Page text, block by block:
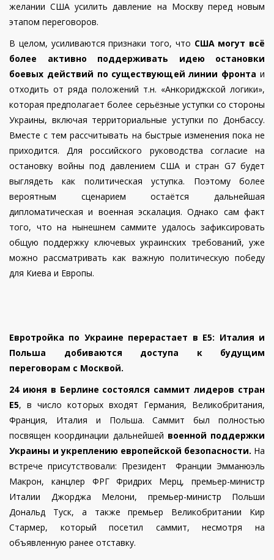
желании США усилить давление на Москву перед новым
этапом переговоров.
В целом, усиливаются признаки того, что США могут всё
более активно поддерживать идею остановки
боевых действий по существующей линии фронта и
отходить от ряда положений т.н. «Анкориджской логики»,
которая предполагает более серьёзные уступки со стороны
Украины, включая территориальные уступки по Донбассу.
Вместе с тем рассчитывать на быстрые изменения пока не
приходится. Для российского руководства согласие на
остановку войны под давлением США и стран G7 будет
выглядеть как политическая уступка. Поэтому более
вероятным сценарием остаётся дальнейшая
дипломатическая и военная эскалация. Однако сам факт
того, что на нынешнем саммите удалось зафиксировать
общую поддержку ключевых украинских требований, уже
можно рассматривать как важную политическую победу
для Киева и Европы.
Евротройка по Украине перерастает в Е5: Италия и
Польша добиваются доступа к будущим
переговорам с Москвой.
24 июня в Берлине состоялся саммит лидеров стран
E5, в число которых входят Германия, Великобритания,
Франция, Италия и Польша. Саммит был полностью
посвящен координации дальнейшей военной поддержки
Украины и укреплению европейской безопасности. На
встрече присутствовали: Президент Франции Эмманюэль
Макрон, канцлер ФРГ Фридрих Мерц, премьер-министр
Италии Джорджа Мелони, премьер-министр Польши
Дональд Туск, а также премьер Великобритании Кир
Стармер, который посетил саммит, несмотря на
объявленную ранее отставку.